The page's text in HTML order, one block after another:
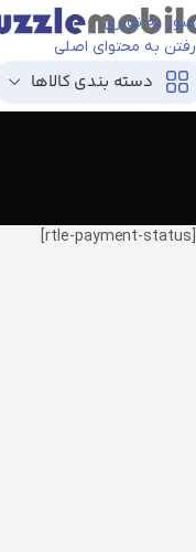
عبور به ناوبری
رفتن به محتوای اصلی
دسته بندی کالاها
[rtle-payment-status]